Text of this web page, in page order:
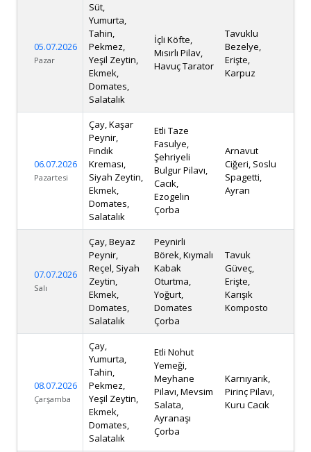
05.07.2026
Pazar
Süt,
Yumurta,
Tahin,
Pekmez,
Yeşil Zeytin,
Ekmek,
Domates,
Salatalık
İçli Köfte,
Mısırlı Pilav,
Havuç Tarator
Tavuklu
Bezelye,
Erişte,
Karpuz
06.07.2026
Pazartesi
Çay, Kaşar
Peynir,
Fındık
Kreması,
Siyah Zeytin,
Ekmek,
Domates,
Salatalık
Etli Taze
Fasulye,
Şehriyeli
Bulgur Pilavı,
Cacık,
Ezogelin
Çorba
Arnavut
Ciğeri, Soslu
Spagetti,
Ayran
07.07.2026
Salı
Çay, Beyaz
Peynir,
Reçel, Siyah
Zeytin,
Ekmek,
Domates,
Salatalık
Peynirli
Börek, Kıymalı
Kabak
Oturtma,
Yoğurt,
Domates
Çorba
Tavuk
Güveç,
Erişte,
Karışık
Komposto
08.07.2026
Çarşamba
Çay,
Yumurta,
Tahin,
Pekmez,
Yeşil Zeytin,
Ekmek,
Domates,
Salatalık
Etli Nohut
Yemeği,
Meyhane
Pilavı, Mevsim
Salata,
Ayranaşı
Çorba
Karnıyarık,
Pirinç Pilavı,
Kuru Cacık